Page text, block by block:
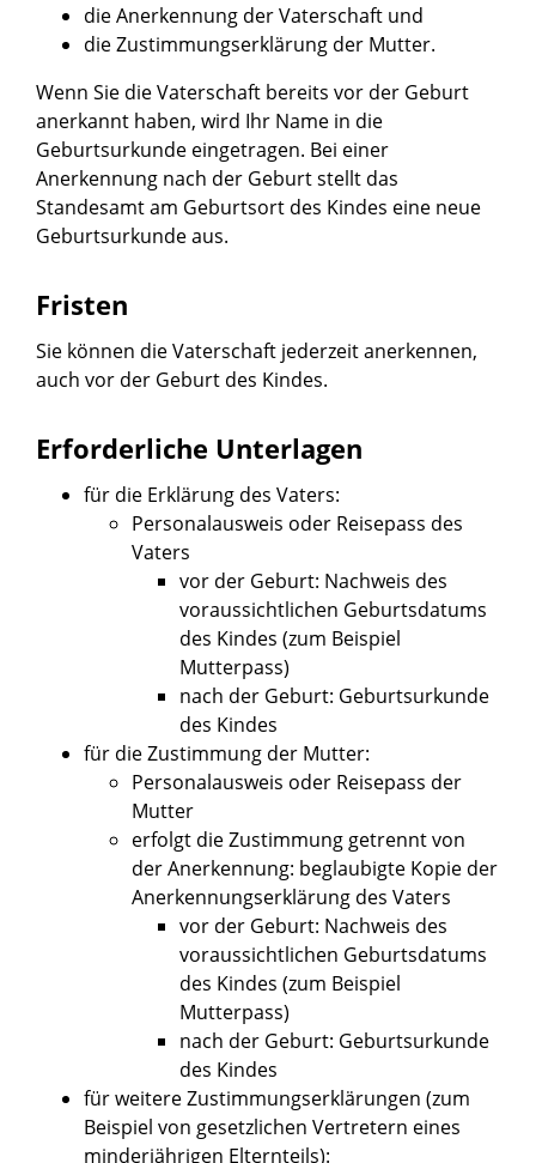
die Anerkennung der Vaterschaft und
die Zustimmungserklärung der Mutter.
Wenn Sie die Vaterschaft bereits vor der Geburt
anerkannt haben, wird Ihr Name in die
Geburtsurkunde eingetragen. Bei einer
Anerkennung nach der Geburt stellt das
Standesamt am Geburtsort des Kindes eine neue
Geburtsurkunde aus.
Fristen
Sie können die Vaterschaft jederzeit anerkennen,
auch vor der Geburt des Kindes.
Erforderliche Unterlagen
für die Erklärung des Vaters:
Personalausweis oder Reisepass des
Vaters
vor der Geburt: Nachweis des
voraussichtlichen Geburtsdatums
des Kindes (zum Beispiel
Mutterpass)
nach der Geburt: Geburtsurkunde
des Kindes
für die Zustimmung der Mutter:
Personalausweis oder Reisepass der
Mutter
erfolgt die Zustimmung getrennt von
der Anerkennung: beglaubigte Kopie der
Anerkennungserklärung des Vaters
vor der Geburt: Nachweis des
voraussichtlichen Geburtsdatums
des Kindes (zum Beispiel
Mutterpass)
nach der Geburt: Geburtsurkunde
des Kindes
für weitere Zustimmungserklärungen (zum
Beispiel von gesetzlichen Vertretern eines
minderjährigen Elternteils):